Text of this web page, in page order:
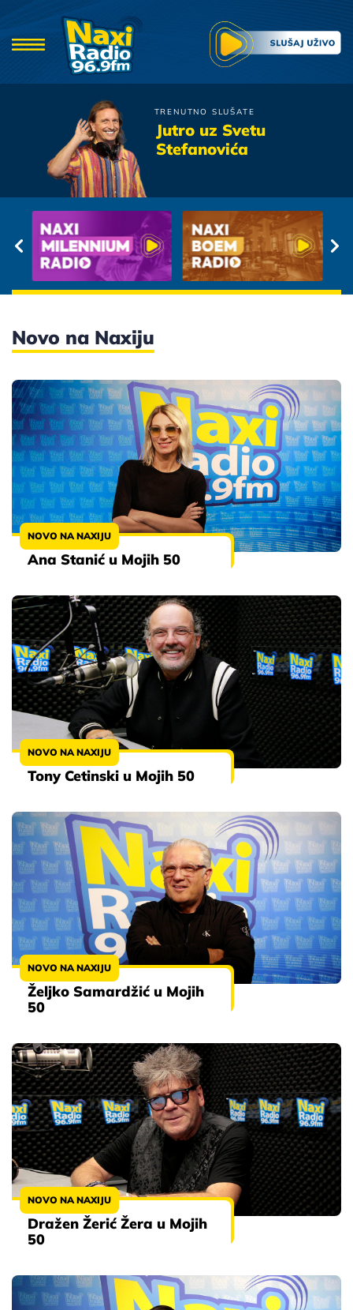
TRENUTNO SLUŠATE
Jutro uz Svetu
Stefanovića
Novo na Naxiju
NOVO NA NAXIJU
Ana Stanić u Mojih 50
NOVO NA NAXIJU
Tony Cetinski u Mojih 50
NOVO NA NAXIJU
Željko Samardžić u Mojih
50
NOVO NA NAXIJU
Dražen Žerić Žera u Mojih
50